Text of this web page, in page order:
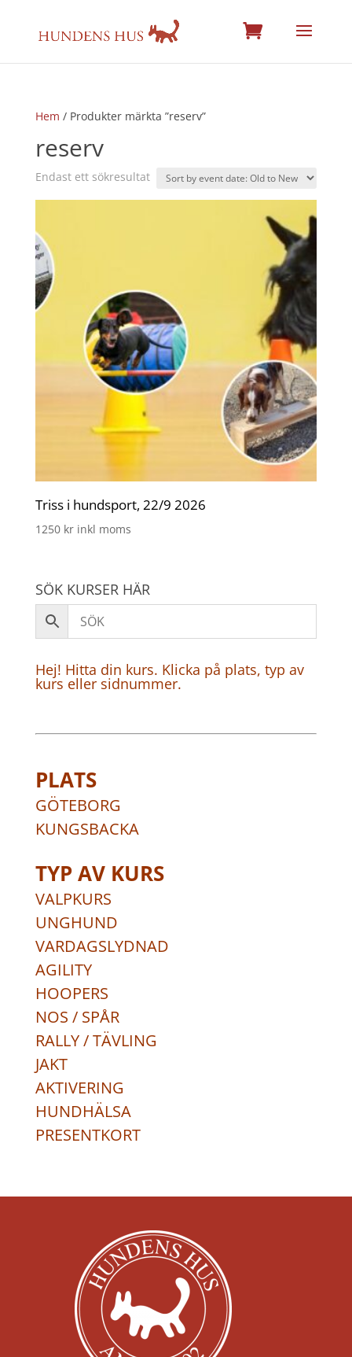
Hem / Produkter märkta ”reserv”
reserv
Endast ett sökresultat
Triss i hundsport, 22/9 2026
1250 kr inkl moms
SÖK KURSER HÄR
Hej! Hitta din kurs. Klicka på plats, typ av
kurs eller sidnummer.
PLATS
GÖTEBORG
KUNGSBACKA
TYP AV KURS
VALPKURS
UNGHUND
VARDAGSLYDNAD
AGILITY
HOOPERS
NOS / SPÅR
RALLY / TÄVLING
JAKT
AKTIVERING
HUNDHÄLSA
PRESENTKORT